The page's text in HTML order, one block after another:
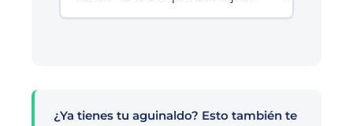
¿Ya tienes tu aguinaldo? Esto también te